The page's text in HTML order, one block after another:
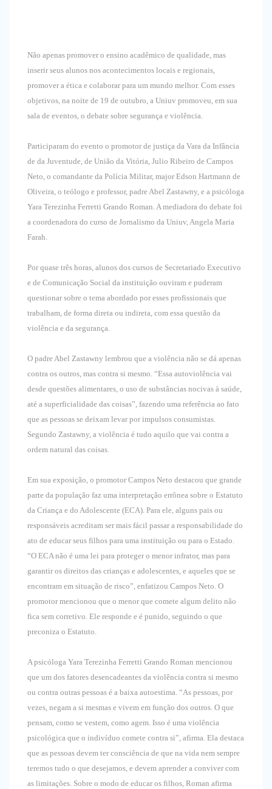
Não apenas promover o ensino acadêmico de qualidade, mas
inserir seus alunos nos acontecimentos locais e regionais,
promover a ética e colaborar para um mundo melhor. Com esses
objetivos, na noite de 19 de outubro, a Uniuv promoveu, em sua
sala de eventos, o debate sobre segurança e violência.
Participaram do evento o promotor de justiça da Vara da Infância
de da Juventude, de União da Vitória, Julio Ribeiro de Campos
Neto, o comandante da Polícia Militar, major Edson Hartmann de
Oliveira, o teólogo e professor, padre Abel Zastawny, e a psicóloga
Yara Terezinha Ferretti Grando Roman. A mediadora do debate foi
a coordenadora do curso de Jornalismo da Uniuv, Angela Maria
Farah.
Por quase três horas, alunos dos cursos de Secretariado Executivo
e de Comunicação Social da instituição ouviram e puderam
questionar sobre o tema abordado por esses profissionais que
trabalham, de forma direta ou indireta, com essa questão da
violência e da segurança.
O padre Abel Zastawny lembrou que a violência não se dá apenas
contra os outros, mas contra si mesmo. “Essa autoviolência vai
desde questões alimentares, o uso de substâncias nocivas à saúde,
até a superficialidade das coisas”, fazendo uma referência ao fato
que as pessoas se deixam levar por impulsos consumistas.
Segundo Zastawny, a violência é tudo aquilo que vai contra a
ordem natural das coisas.
Em sua exposição, o promotor Campos Neto destacou que grande
parte da população faz uma interpretação errônea sobre o Estatuto
da Criança e do Adolescente (ECA). Para ele, alguns pais ou
responsáveis acreditam ser mais fácil passar a responsabilidade do
ato de educar seus filhos para uma instituição ou para o Estado.
“O ECA não é uma lei para proteger o menor infrator, mas para
garantir os direitos das crianças e adolescentes, e aqueles que se
encontram em situação de risco”, enfatizou Campos Neto. O
promotor mencionou que o menor que comete algum delito não
fica sem corretivo. Ele responde e é punido, seguindo o que
preconiza o Estatuto.
A psicóloga Yara Terezinha Ferretti Grando Roman mencionou
que um dos fatores desencadeantes da violência contra si mesmo
ou contra outras pessoas é a baixa autoestima. “As pessoas, por
vezes, negam a si mesmas e vivem em função dos outros. O que
pensam, como se vestem, como agem. Isso é uma violência
psicológica que o indivíduo comete contra si”, afirma. Ela destaca
que as pessoas devem ter consciência de que na vida nem sempre
teremos tudo o que desejamos, e devem aprender a conviver com
as limitações. Sobre o modo de educar os filhos, Roman afirma